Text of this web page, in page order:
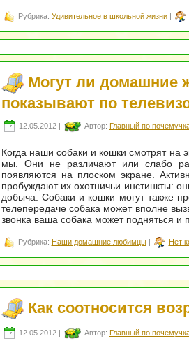
Рубрика: Удивительное в школьной жизни|
Могут ли домашние
показывают по
12.05.2012 | Автор: Главный по
Когда наши собаки и кошки смотрят на
мы. Они не различают или слабо
появляются на плоском экране.
пробуждают их охотничьи инстинкты:
добыча. Собаки и кошки могут также
телепередаче собака может вполне
звонка ваша собака может подняться и
Рубрика: Наши домашние любимцы| Нет
Как соотносится
12.05.2012 | Автор: Главный по